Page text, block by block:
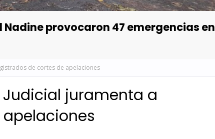
provocaron 47 emergencias en
de cortes de apelaciones
juramenta a